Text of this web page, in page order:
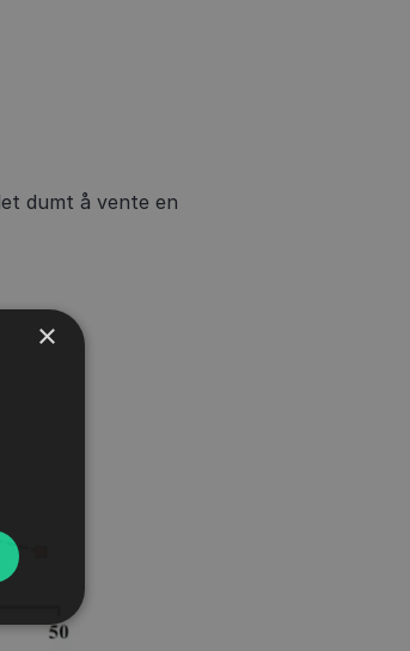
dumt å vente en
×